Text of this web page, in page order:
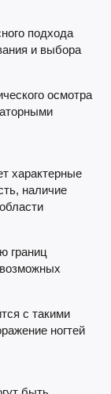
подхода
и выбора
осмотра
характерные
наличие
границ
с такими
ногтей